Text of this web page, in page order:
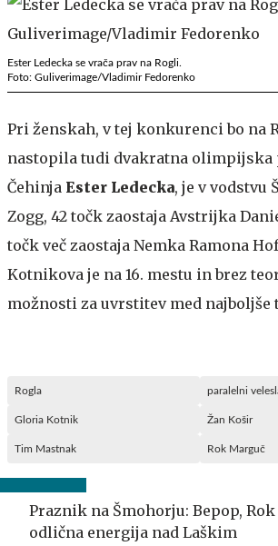
Ester Ledecka se vrača prav na Rogli.
Foto: Guliverimage/Vladimir Fedorenko
Pri ženskah, v tej konkurenci bo na
nastopila tudi dvakratna olimpijska
Čehinja Ester Ledecka, je v vodstvu
Zogg, 42 točk zaostaja Avstrijka
točk več zaostaja Nemka Ramona
Kotnikova je na 16. mestu in brez
možnosti za uvrstitev med najboljše
Rogla paralelni
Gloria Kotnik Žan Košir
Tim Mastnak Rok Marguč
Praznik na Šmohorju: Bepop,
odlična energija nad Laškim